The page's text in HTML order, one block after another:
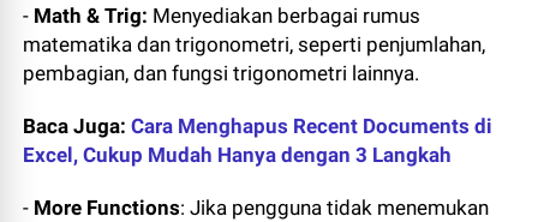
- Math & Trig: Menyediakan berbagai rumus
matematika dan trigonometri, seperti penjumlahan,
pembagian, dan fungsi trigonometri lainnya.
Baca Juga:Cara Menghapus Recent Documents di
Excel, Cukup Mudah Hanya dengan 3 Langkah
- More Functions: Jika pengguna tidak menemukan